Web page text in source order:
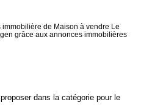
de Maison à vendre Le
grâce aux annonces immobilières
dans la catégorie pour le